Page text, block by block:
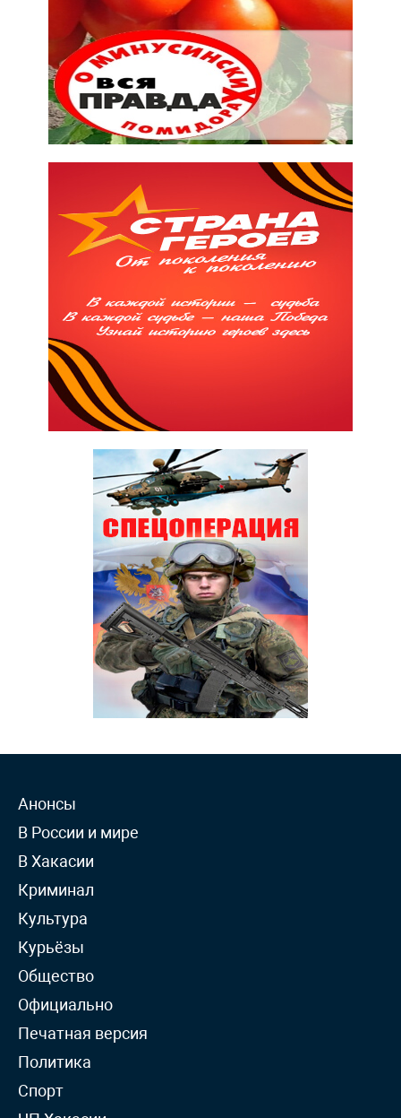
Анонсы
В России и мире
В Хакасии
Криминал
Культура
Курьёзы
Общество
Официально
Печатная версия
Политика
Спорт